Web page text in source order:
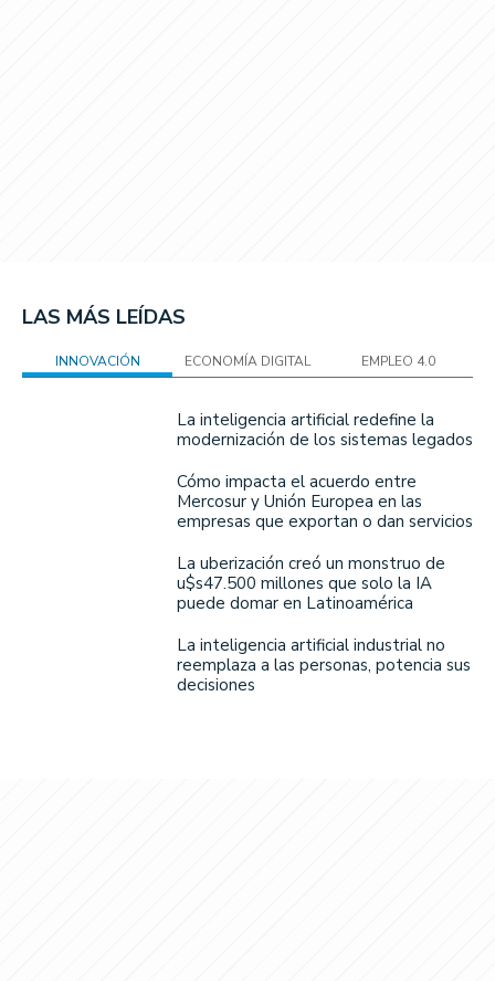
LAS MÁS LEÍDAS
INNOVACIÓN ECONOMÍA DIGITAL EMPLEO 4.0
La inteligencia artificial redefine la
modernización de los sistemas legados
Cómo impacta el acuerdo entre
Mercosur y Unión Europea en las
empresas que exportan o dan servicios
La uberización creó un monstruo de
u$s47.500 millones que solo la IA
puede domar en Latinoamérica
La inteligencia artificial industrial no
reemplaza a las personas, potencia sus
decisiones